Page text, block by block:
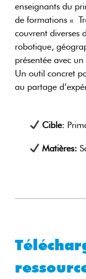
enseignants du
de formations «
couvrent diverses
robotique,
présentée avec
Un outil concret
au partage
Cible:
Matières: